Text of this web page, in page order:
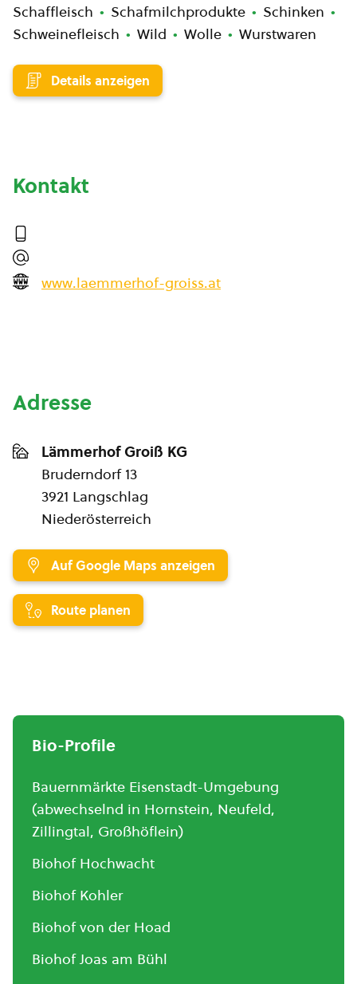
Schaffleisch
Schafmilchprodukte
Schinken
Schweinefleisch
Wild Wolle Wurstwaren
Details anzeigen
Kontakt
www.laemmerhof-groiss.at
Adresse
Lämmerhof Groiß KG
Bruderndorf 13
3921 Langschlag
Niederösterreich
Auf Google Maps anzeigen
Route planen
Bio-Profile
Bauernmärkte Eisenstadt-Umgebung
(abwechselnd in Hornstein, Neufeld,
Zillingtal, Großhöflein)
Biohof Hochwacht
Biohof Kohler
Biohof von der Hoad
Biohof Joas am Bühl